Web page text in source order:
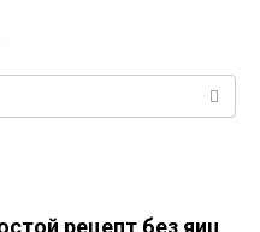
рецепт без яиц